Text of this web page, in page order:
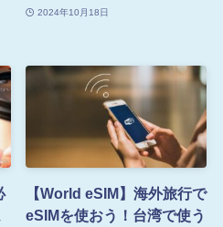
2024年10月18日
【World eSIM】海外旅行で
eSIMを使おう！台湾で使う